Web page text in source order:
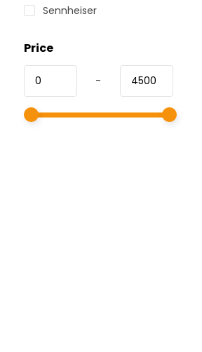
Sennheiser
Price
-